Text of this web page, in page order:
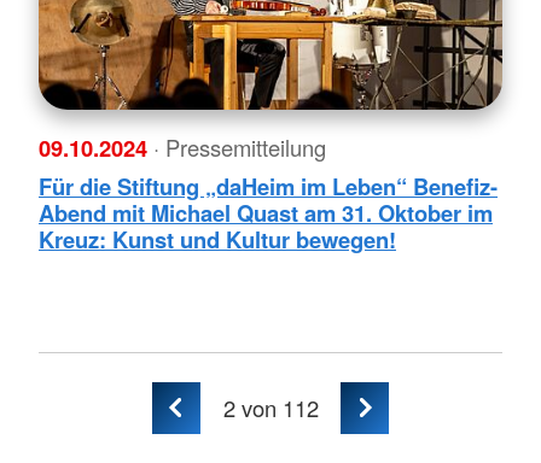
09.10.2024 · Pressemitteilung
Für die Stiftung „daHeim im Leben“ Benefiz-
Abend mit Michael Quast am 31. Oktober im
Kreuz: Kunst und Kultur bewegen!
2von 112